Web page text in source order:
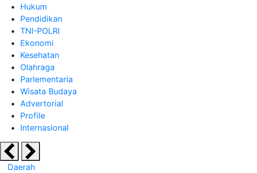
Hukum
Pendidikan
TNI-POLRI
Ekonomi
Kesehatan
Olahraga
Parlementaria
Wisata Budaya
Advertorial
Profile
Internasional
Daerah